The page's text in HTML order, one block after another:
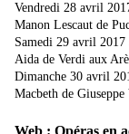
Vendredi 28 avril
Manon Lescaut de
Samedi 29 avril 2017
Aida de Verdi aux
Dimanche 30 avril
Macbeth de